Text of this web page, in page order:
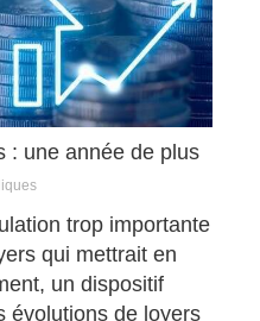
: une année de plus
trop importante
qui mettrait en
un dispositif
évolutions de loyers